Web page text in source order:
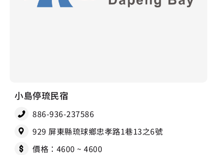
小島停琉民宿
886-936-237586
929 屏東縣琉球鄉忠孝路1巷13之6號
價格：4600 ~ 4600